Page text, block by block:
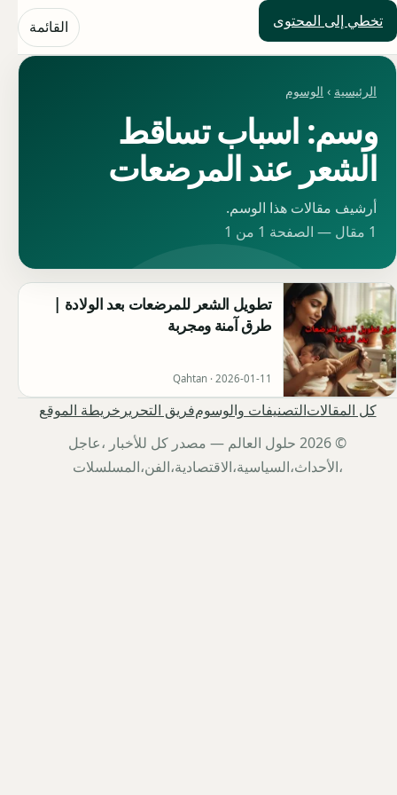
تخطي إلى المحتوى
حلول العالم القائمة
الرئيسية › الوسوم
وسم: اسباب تساقط
الشعر عند المرضعات
أرشيف مقالات هذا الوسم.
1 مقال — الصفحة 1 من 1
تطويل الشعر للمرضعات بعد الولادة |
طرق آمنة ومجربة
Qahtan · 2026-01-11
كل المقالاتالتصنيفات والوسومفريق التحرير خريطة الموقع
© 2026 حلول العالم — مصدر كل للأخبار ،عاجل
،الأحداث،السياسية،الاقتصادية،الفن،المسلسلات